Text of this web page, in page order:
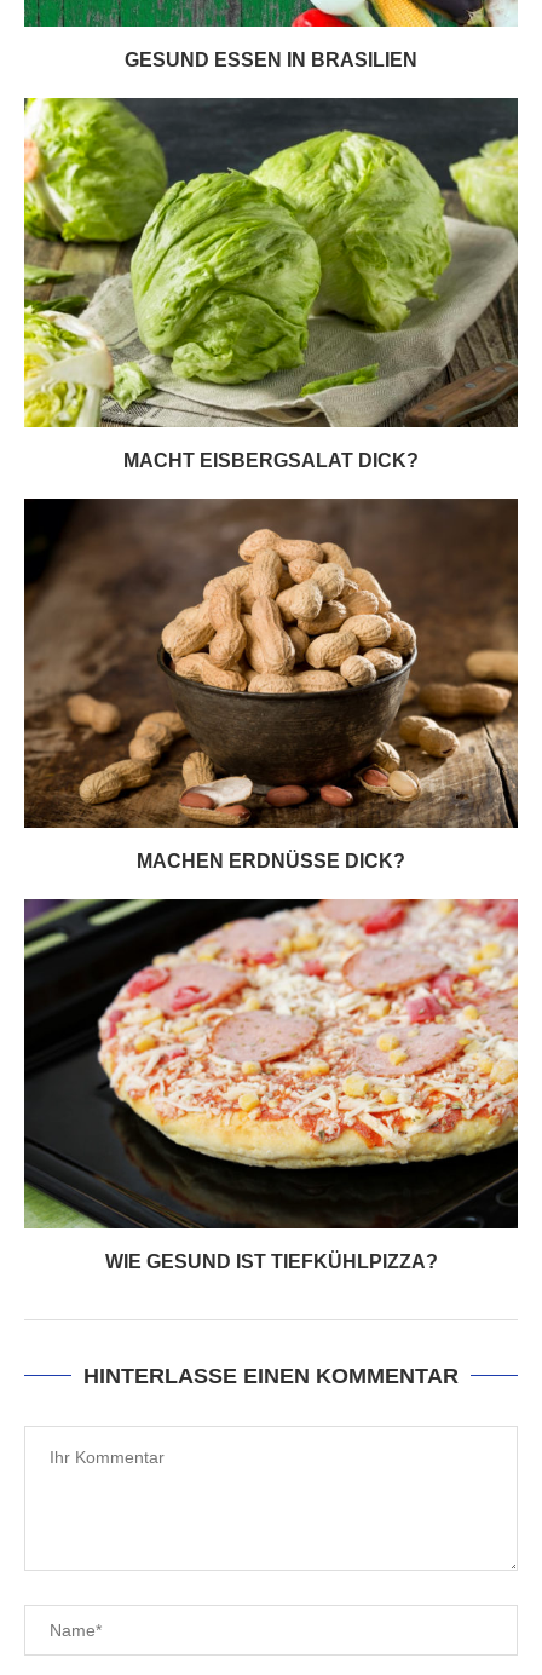
GESUND ESSEN IN BRASILIEN
MACHT EISBERGSALAT DICK?
MACHEN ERDNÜSSE DICK?
WIE GESUND IST TIEFKÜHLPIZZA?
HINTERLASSE EINEN KOMMENTAR